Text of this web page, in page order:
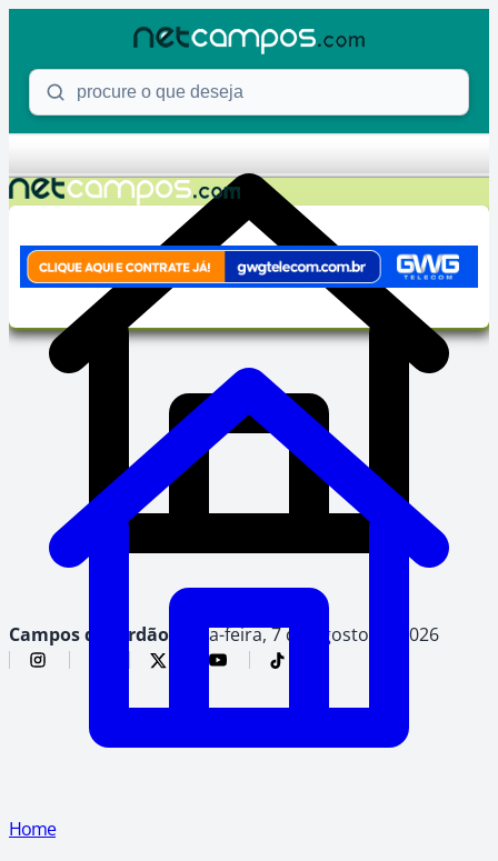
Procure o que deseja
Campos do Jordão, sexta-feira, 7 de agosto de 2026
Home